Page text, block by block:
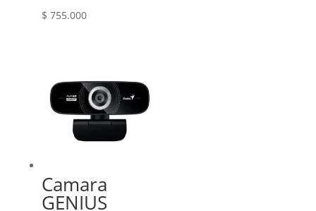
$ 755.000
Camara
GENIUS